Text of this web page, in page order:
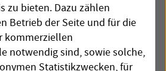
e.V.
zu bieten. Dazu zählen
Betrieb der Seite und für die
kommerziellen
notwendig sind, sowie solche,
Statistikzwecken, für